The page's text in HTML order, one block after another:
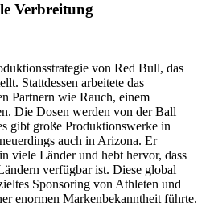
Verbreitung
von Red Bull, das
Stattdessen arbeitete das
Partnern wie Rauch, einem
Die Dosen werden von der Ball
gibt große Produktionswerke in
auch in Arizona. Er
viele Länder und hebt hervor, dass
verfügbar ist. Diese global
Sponsoring von Athleten und
enormen Markenbekanntheit führte.